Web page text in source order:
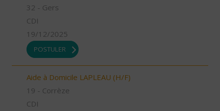
32 - Gers
CDI
19/12/2025
POSTULER
Aide à Domicile LAPLEAU (H/F)
19 - Corrèze
CDI